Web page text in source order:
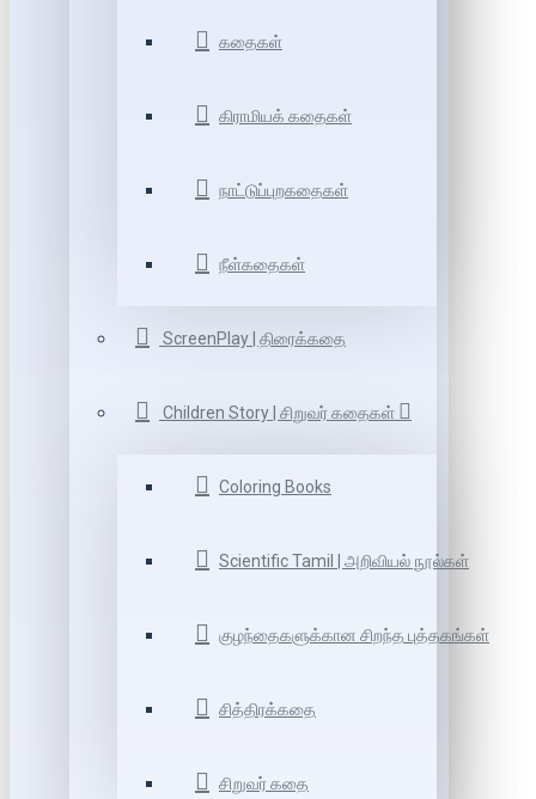
கதைகள்
கிராமியக் கதைகள்
நாட்டுப்புறகதைகள்
நீள்கதைகள்
ScreenPlay | திரைக்கதை
Children Story | சிறுவர் கதைகள்
Coloring Books
Scientific Tamil | அறிவியல் நூல்கள்
குழந்தைகளுக்கான சிறந்த புத்தகங்கள்
சித்திரக்கதை
சிறுவர் கதை